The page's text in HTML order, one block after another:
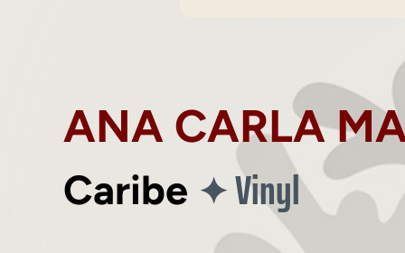
ANA CARLA
Caribe ✦Vinyl